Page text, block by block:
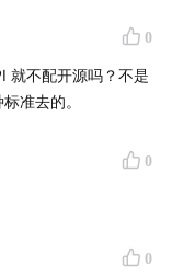
work, 这一次
异同？
要变化？未来更
0
就不配开源吗？不是
准去的。
0
0